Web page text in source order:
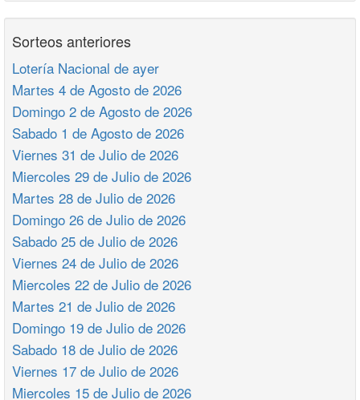
Sorteos anteriores
Lotería Nacional de ayer
Martes 4 de Agosto de 2026
Domingo 2 de Agosto de 2026
Sabado 1 de Agosto de 2026
Viernes 31 de Julio de 2026
Miercoles 29 de Julio de 2026
Martes 28 de Julio de 2026
Domingo 26 de Julio de 2026
Sabado 25 de Julio de 2026
Viernes 24 de Julio de 2026
Miercoles 22 de Julio de 2026
Martes 21 de Julio de 2026
Domingo 19 de Julio de 2026
Sabado 18 de Julio de 2026
Viernes 17 de Julio de 2026
Miercoles 15 de Julio de 2026